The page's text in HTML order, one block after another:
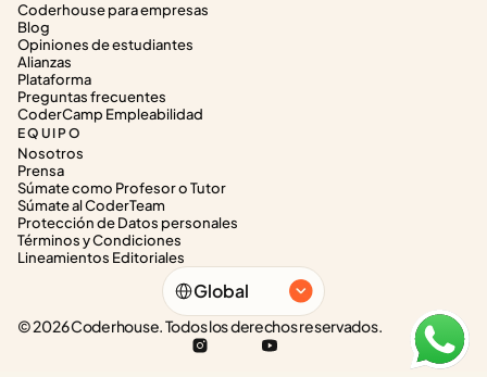
Coderhouse para empresas
Blog
Opiniones de estudiantes
Alianzas
Plataforma
Preguntas frecuentes
CoderCamp Empleabilidad
EQUIPO
Nosotros
Prensa
Súmate como Profesor o Tutor
Súmate al CoderTeam
Protección de Datos personales
Términos y Condiciones
Lineamientos Editoriales
Select Language
Global
© 2026 Coderhouse. Todos los derechos reservados.